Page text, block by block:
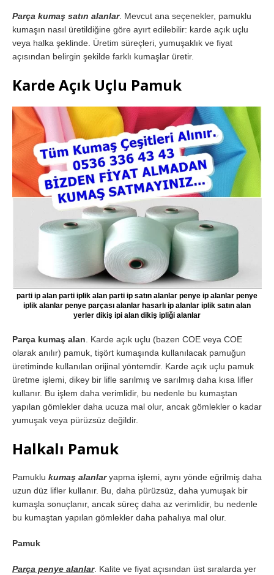
Parça kumaş satın alanlar. Mevcut ana seçenekler, pamuklu
kumaşın nasıl üretildiğine göre ayırt edilebilir: karde açık uçlu
veya halka şeklinde. Üretim süreçleri, yumuşaklık ve fiyat
açısından belirgin şekilde farklı kumaşlar üretir.
Karde Açık Uçlu Pamuk
parti ip alan parti iplik alan parti ip satın alanlar penye ip alanlar penye
iplik alanlar penye parçası alanlar hasarlı ip alanlar iplik satın alan
yerler dikiş ipi alan dikiş ipliği alanlar
Parça kumaş alan. Karde açık uçlu (bazen COE veya COE
olarak anılır) pamuk, tişört kumaşında kullanılacak pamuğun
üretiminde kullanılan orijinal yöntemdir. Karde açık uçlu pamuk
üretme işlemi, dikey bir lifle sarılmış ve sarılmış daha kısa lifler
kullanır. Bu işlem daha verimlidir, bu nedenle bu kumaştan
yapılan gömlekler daha ucuza mal olur, ancak gömlekler o kadar
yumuşak veya pürüzsüz değildir.
Halkalı Pamuk
Pamuklu kumaş alanlaryapma işlemi, aynı yönde eğrilmiş daha
uzun düz lifler kullanır. Bu, daha pürüzsüz, daha yumuşak bir
kumaşla sonuçlanır, ancak süreç daha az verimlidir, bu nedenle
bu kumaştan yapılan gömlekler daha pahalıya mal olur.
Pamuk
Parça penye alanlar. Kalite ve fiyat açısından üst sıralarda yer